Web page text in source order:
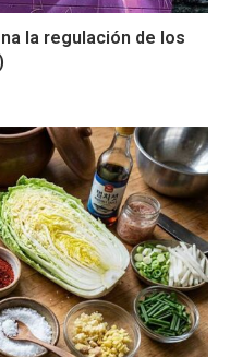
la regulación de los